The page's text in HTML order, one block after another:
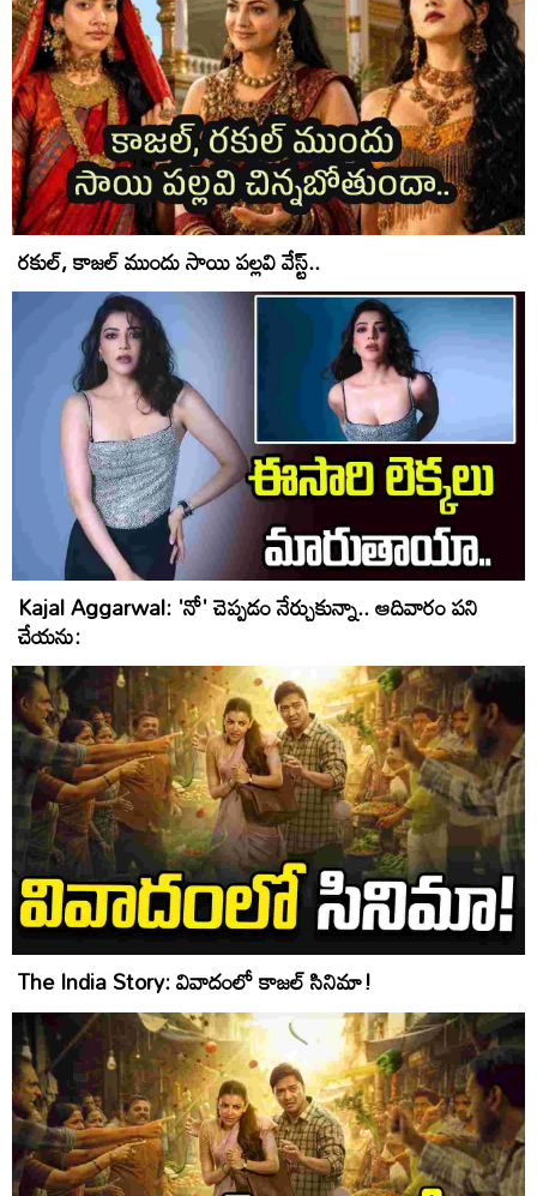
రకుల్, కాజల్ ముందు సాయి పల్లవి వేస్ట్..
Kajal Aggarwal: 'నో' చెప్పడం నేర్చుకున్నా.. ఆదివారం పని
చేయను:
The India Story: వివాదంలో కాజల్ సినిమా!